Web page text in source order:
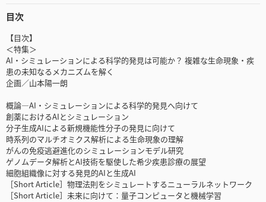
目次
【目次】
＜特集＞
AI・シミュレーションによる科学的発見は可能か？ 複雑な生命現象・疾
患の未知なるメカニズムを解く
企画／山本陽一朗
概論―AI・シミュレーションによる科学的発見へ向けて
創薬におけるAIとシミュレーション
分子生成AIによる新規機能性分子の発見に向けて
時系列のマルチオミクス解析による生命現象の理解
がんの免疫逃避進化のシミュレーションモデル研究
ゲノムデータ解析とAI技術を駆使した希少疾患診療の展望
細胞組織像に対する発見的AIと生成AI
［Short Article］物理法則をシミュレートするニューラルネットワーク
［Short Article］未来に向けて：量子コンピュータと機械学習